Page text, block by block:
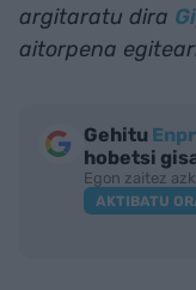
argitaratu dira
aitorpena
Gehitu
hobetsi
Egon zaitez
AKTIBATU